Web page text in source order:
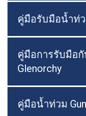
คู่มือรับมือน้ำท่
คู่มือการรับมือ
Glenorchy
คู่มือน้ำท่วม